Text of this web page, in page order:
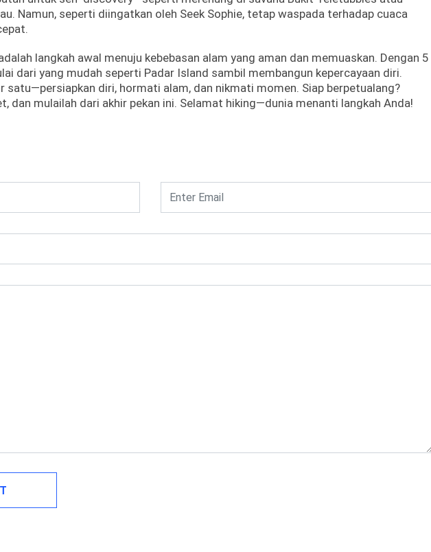
Namun, seperti diingatkan oleh Seek Sophie, tetap waspada terhadap cuaca
langkah awal menuju kebebasan alam yang aman dan memuaskan. Dengan 5
dari yang mudah seperti Padar Island sambil membangun kepercayaan diri.
satu—persiapkan diri, hormati alam, dan nikmati momen. Siap berpetualang?
dan mulailah dari akhir pekan ini. Selamat hiking—dunia menanti langkah Anda!